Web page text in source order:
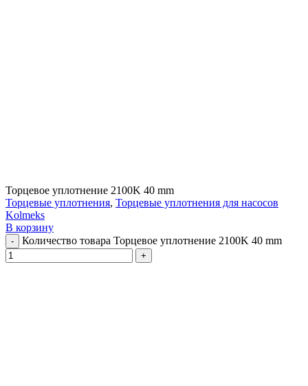
Торцевое уплотнение 2100K 40 mm
Торцевые уплотнения, Торцевые уплотнения для насосов
Kolmeks
В корзину
Количество товара Торцевое уплотнение 2100K 40 mm